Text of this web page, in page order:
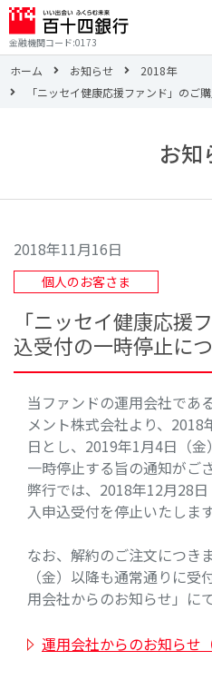
金融機関コード:0173
ホーム
お知らせ
2018年
「ニッセイ健康応援ファンド」のご
お知
2018年11月16日
個人のお客さま
「ニッセイ健康応援
込受付の一時停止に
当ファンドの運用会社であ
メント株式会社より、
日とし、2019年1月4日（
一時停止する旨の通知がご
弊行では、2018年12月28
入申込受付を停止いたします
なお、解約のご注文につき
（金）以降も通常通りに
用会社からのお知らせ」に
運用会社からのお知らせ